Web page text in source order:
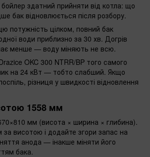
здатний прийняти від котла: що
бак відновлюється після розбору.
потужність цілком, повний бак
води приблизно за 30 хв. Догрів
менше — воду міняють не всю.
OKC 300 NTRR/BP того самого
на 24 кВт — тобто слабший. Якщо
різниця у швидкості відновлення
1558 мм
мм (висота × ширина × глибина).
за висотою і додайте згори запас на
анода — інакше міняти його
бака.